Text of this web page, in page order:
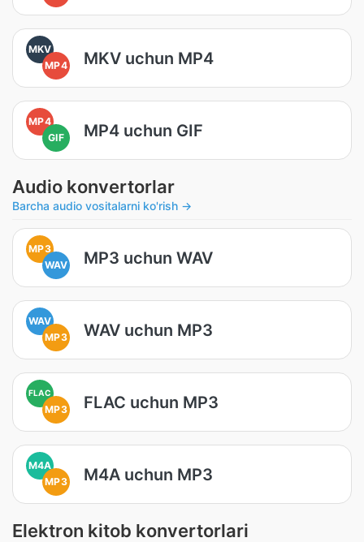
MKV
MP4
MKV uchun MP4
MP4
GIF
MP4 uchun GIF
Audio konvertorlar
Barcha audio vositalarni ko'rish →
MP3
WAV
MP3 uchun WAV
WAV
MP3
WAV uchun MP3
FLAC
MP3 FLAC uchun MP3
M4A
MP3
M4A uchun MP3
Elektron kitob konvertorlari